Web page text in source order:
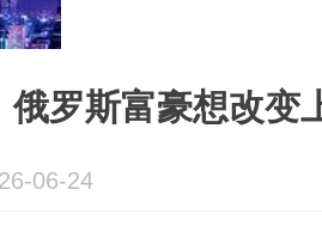
俄罗斯富豪想改变
06-24